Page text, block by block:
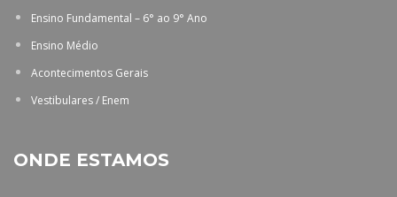
Ensino Fundamental – 6° ao 9° Ano
Ensino Médio
Acontecimentos Gerais
Vestibulares / Enem
ONDE ESTAMOS